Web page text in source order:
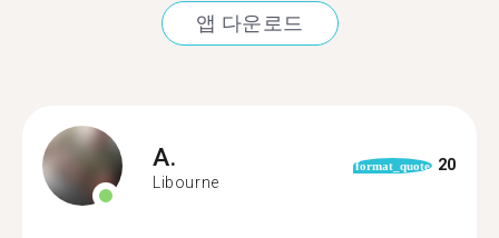
앱 다운로드
A.
Libourne
format_quote 20